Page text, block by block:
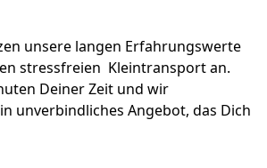
unsere langen Erfahrungswerte
stressfreien Kleintransport an.
Deiner Zeit und wir
unverbindliches Angebot, das Dich